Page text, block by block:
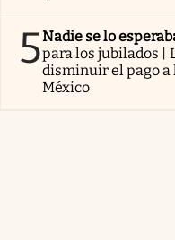
5Nadie se lo
para los jubilados |
disminuir el pago a
México